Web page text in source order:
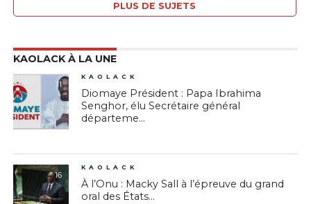
PLUS DE SUJETS
KAOLACK À LA UNE
11
KAOLACK
Diomaye Président : Papa Ibrahima
Senghor, élu Secrétaire général
départeme...
16
KAOLACK
À l’Onu : Macky Sall à l’épreuve du grand
oral des États...